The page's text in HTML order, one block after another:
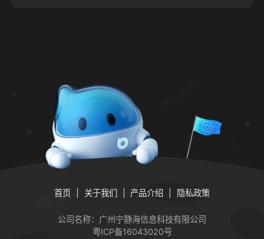
首页 关于我们 产品介绍 隐私政策
公司名称：广州宁静海信息科技有限公司
粤ICP备16043020号